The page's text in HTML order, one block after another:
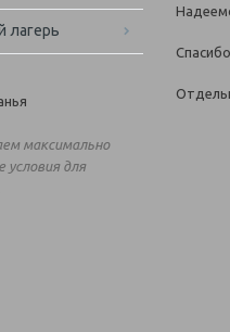
лагерь
максимально
для